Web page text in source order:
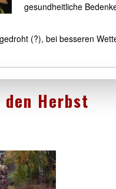
gesundheitliche
(?), bei besseren
Herbst